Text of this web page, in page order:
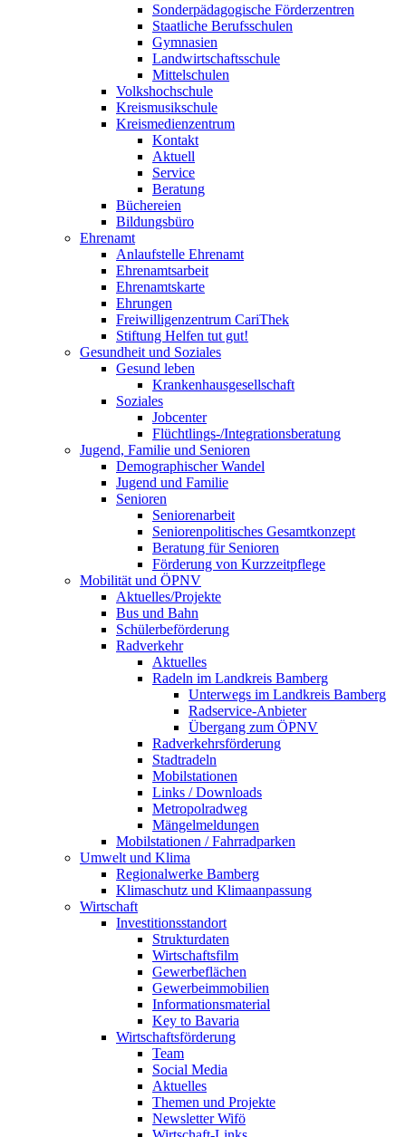
Sonderpädagogische Förderzentren
Staatliche Berufsschulen
Gymnasien
Landwirtschaftsschule
Mittelschulen
Volkshochschule
Kreismusikschule
Kreismedienzentrum
Kontakt
Aktuell
Service
Beratung
Büchereien
Bildungsbüro
Ehrenamt
Anlaufstelle Ehrenamt
Ehrenamtsarbeit
Ehrenamtskarte
Ehrungen
Freiwilligenzentrum CariThek
Stiftung Helfen tut gut!
Gesundheit und Soziales
Gesund leben
Krankenhausgesellschaft
Soziales
Jobcenter
Flüchtlings-/Integrationsberatung
Jugend, Familie und Senioren
Demographischer Wandel
Jugend und Familie
Senioren
Seniorenarbeit
Seniorenpolitisches Gesamtkonzept
Beratung für Senioren
Förderung von Kurzzeitpflege
Mobilität und ÖPNV
Aktuelles/Projekte
Bus und Bahn
Schülerbeförderung
Radverkehr
Aktuelles
Radeln im Landkreis Bamberg
Unterwegs im Landkreis Bamberg
Radservice-Anbieter
Übergang zum ÖPNV
Radverkehrsförderung
Stadtradeln
Mobilstationen
Links / Downloads
Metropolradweg
Mängelmeldungen
Mobilstationen / Fahrradparken
Umwelt und Klima
Regionalwerke Bamberg
Klimaschutz und Klimaanpassung
Wirtschaft
Investitionsstandort
Strukturdaten
Wirtschaftsfilm
Gewerbeflächen
Gewerbeimmobilien
Informationsmaterial
Key to Bavaria
Wirtschaftsförderung
Team
Social Media
Aktuelles
Themen und Projekte
Newsletter Wifö